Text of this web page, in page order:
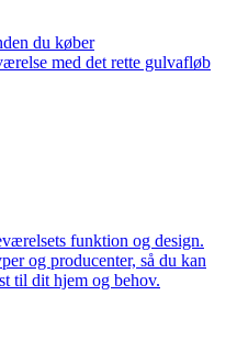
du køber
med det rette gulvafløb
funktion og design.
og producenter, så du kan
til dit hjem og behov.